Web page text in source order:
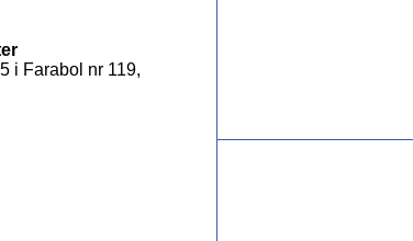
i Farabol nr 119,